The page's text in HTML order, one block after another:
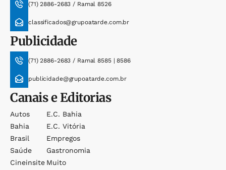
(71) 2886-2683 / Ramal 8526
classificados@grupoatarde.com.br
Publicidade
(71) 2886-2683 / Ramal 8585 | 8586
publicidade@grupoatarde.com.br
Canais e Editorias
Autos
Bahia
Brasil
Saúde
Cineinsite
E.c. Bahia
E.c. Vitória
Empregos
Gastronomia
Muito